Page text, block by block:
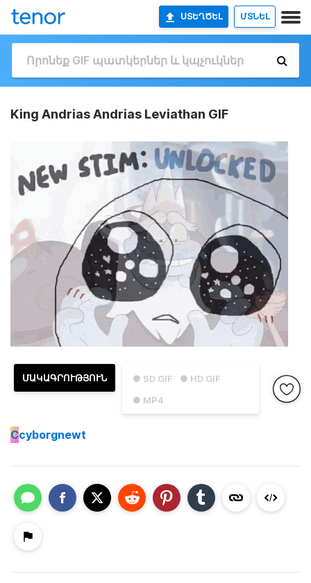
ՍՏԵՂԾԵԼ ՄՏՆԵԼ
King Andrias Andrias Leviathan GIF
● SD GIF
● HD GIF
● MP4
ՄԱԿԱԳՐՈՒԹՅՈՒՆ
Ccyborgnewt